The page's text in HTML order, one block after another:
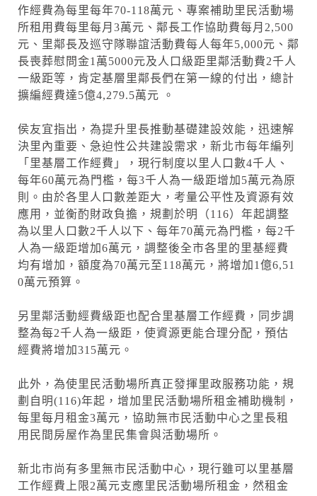
作經費為每里每年70-118萬元、專案補助里民活動場
所租用費每里每月3萬元、鄰長工作協助費每月2,500
元、里鄰長及巡守隊聯誼活動費每人每年5,000元、鄰
長喪葬慰問金1萬5000元及人口級距里鄰活動費2千人
一級距等，肯定基層里鄰長們在第一線的付出，總計
擴編經費達5億4,279.5萬元 。
侯友宜指出，為提升里長推動基礎建設效能，迅速解
決里內重要、急迫性公共建設需求，新北市每年編列
「里基層工作經費」，現行制度以里人口數4千人、
每年60萬元為門檻，每3千人為一級距增加5萬元為原
則。由於各里人口數差距大，考量公平性及資源有效
應用，並衡酌財政負擔，規劃於明（116）年起調整
為以里人口數2千人以下、每年70萬元為門檻，每2千
人為一級距增加6萬元，調整後全市各里的里基經費
均有增加，額度為70萬元至118萬元，將增加1億6,51
0萬元預算。
另里鄰活動經費級距也配合里基層工作經費，同步調
整為每2千人為一級距，使資源更能合理分配，預估
經費將增加315萬元。
此外，為使里民活動場所真正發揮里政服務功能，規
劃自明(116)年起，增加里民活動場所租金補助機制，
每里每月租金3萬元，協助無市民活動中心之里長租
用民間房屋作為里民集會與活動場所。
新北市尚有多里無市民活動中心，現行雖可以里基層
工作經費上限2萬元支應里民活動場所租金，然租金